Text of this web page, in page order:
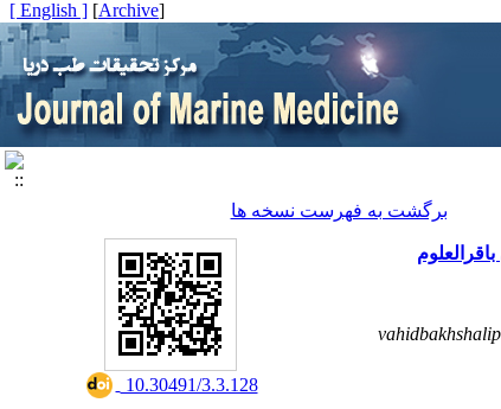
[
Archive
]
[ English ]
برگشت به فهرست نسخه ها
‎ 10.30491/3.3.128